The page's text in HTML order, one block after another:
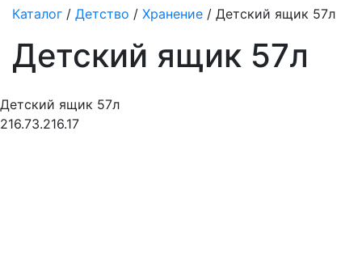
Каталог / Детство / Хранение / Детский ящик 57л
Детский ящик 57л
Детский ящик 57л
216.73.216.17